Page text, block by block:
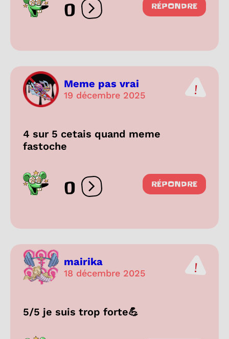
0 Ouvrir les réactions
RÉPONDRE
Meme pas vrai
19 décembre 2025
4 sur 5 cetais quand meme
fastoche
0 Ouvrir les réactions
RÉPONDRE
mairika
18 décembre 2025
5/5 je suis trop forte💪